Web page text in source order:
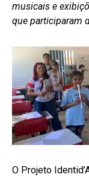
musicais e
que participaram
O Projeto